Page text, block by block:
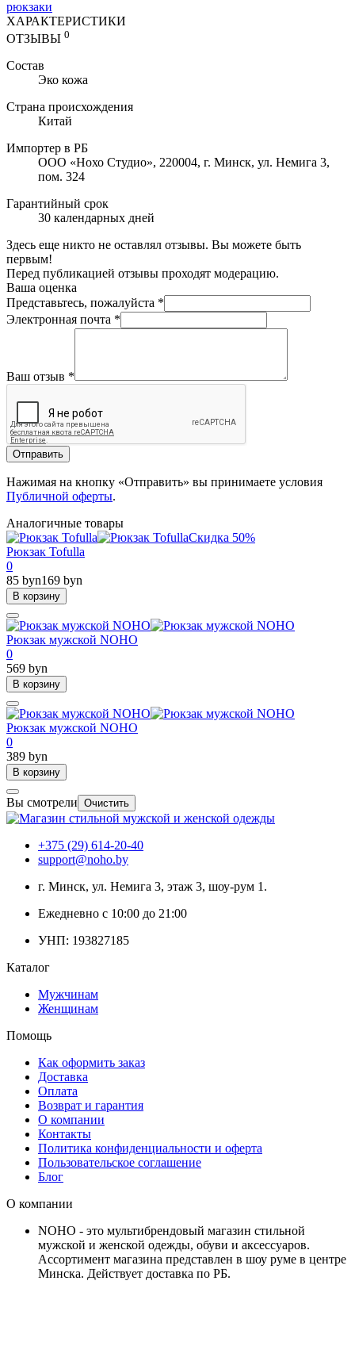
рюкзаки
ХАРАКТЕРИСТИКИ
ОТЗЫВЫ 0
Состав
Эко кожа
Страна происхождения
Китай
Импортер в РБ
ООО «Нохо Студио», 220004, г. Минск, ул. Немига 3,
пом. 324
Гарантийный срок
30 календарных дней
Здесь еще никто не оставлял отзывы. Вы можете быть
первым!
Перед публикацией отзывы проходят модерацию.
Ваша оценка
Представьтесь, пожалуйста *
Электронная почта *
Ваш отзыв *
Отправить
Нажимая на кнопку «Отправить» вы принимаете условия
Публичной оферты.
Аналогичные товары
Скидка 50%
Рюкзак Tofulla
0
85 byn169 byn
В корзину
Рюкзак мужской NOHO
0
569 byn
В корзину
Рюкзак мужской NOHO
0
389 byn
В корзину
Вы смотрели Очистить
+375 (29) 614-20-40
support@noho.by
г. Минск, ул. Немига 3, этаж 3, шоу-рум 1.
Ежедневно с 10:00 до 21:00
УНП: 193827185
Каталог
Мужчинам
Женщинам
Помощь
Как оформить заказ
Доставка
Оплата
Возврат и гарантия
О компании
Контакты
Политика конфиденциальности и оферта
Пользовательское соглашение
Блог
О компании
NOHO - это мультибрендовый магазин стильной
мужской и женской одежды, обуви и аксессуаров.
Ассортимент магазина представлен в шоу руме в центре
Минска. Действует доставка по РБ.